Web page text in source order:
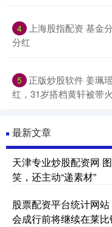
4
上海股指配资 基金
分红
5 正版炒股软件 姜珮
红，31岁搭档黄轩被带火
最新文章
天津专业炒股配资网
笑，还主动“递素材”
股票配资平台统计网
会成行前将继续在莱